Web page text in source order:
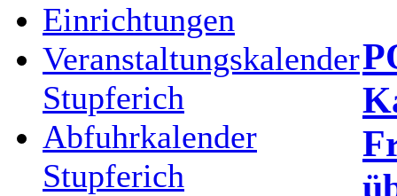
Einrichtungen
Veranstaltungskalender
Stupferich
Abfuhrkalender
Stupferich